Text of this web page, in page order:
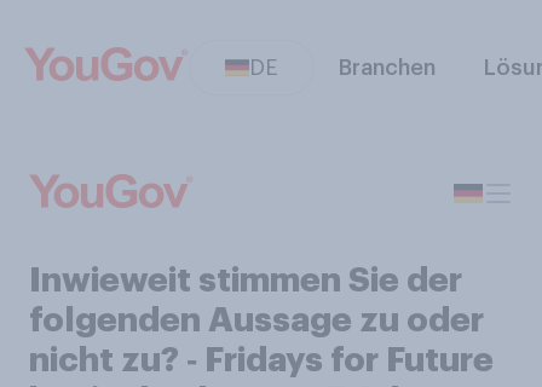
DE Branchen
Inwieweit stimmen Sie der
folgenden Aussage zu oder
nicht zu? ‑ Fridays for Future